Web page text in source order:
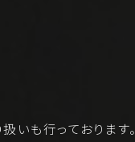
いも行っております。